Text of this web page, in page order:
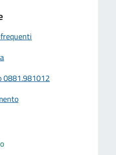
0881.981012